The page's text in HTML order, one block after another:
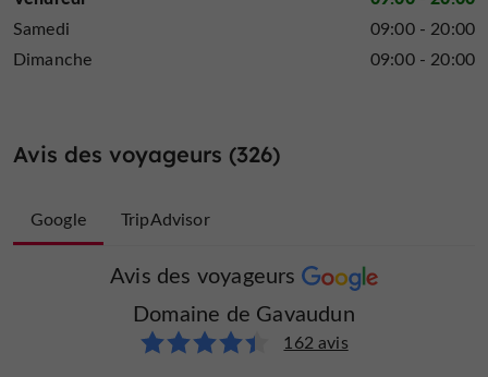
Parking Parle hollandais
Restaurant
Samedi
09:00 - 20:00
Dimanche
09:00 - 20:00
Avis des voyageurs (326)
Google
Avis des voyageurs
Domaine de Gavaudun
162 avis
TripAdvisor
Avis des voyageurs
Domaine de Gavaudun
164 avis